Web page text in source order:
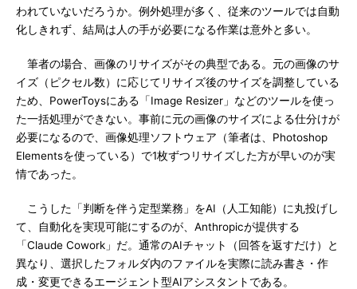
われていないだろうか。例外処理が多く、従来のツールでは自動
化しきれず、結局は人の手が必要になる作業は意外と多い。
筆者の場合、画像のリサイズがその典型である。元の画像のサ
イズ（ピクセル数）に応じてリサイズ後のサイズを調整している
ため、PowerToysにある「Image Resizer」などのツールを使っ
た一括処理ができない。事前に元の画像のサイズによる仕分けが
必要になるので、画像処理ソフトウェア（筆者は、Photoshop
Elementsを使っている）で1枚ずつリサイズした方が早いのが実
情であった。
こうした「判断を伴う定型業務」をAI（人工知能）に丸投げし
て、自動化を実現可能にするのが、Anthropicが提供する
「Claude Cowork」だ。通常のAIチャット（回答を返すだけ）と
異なり、選択したフォルダ内のファイルを実際に読み書き・作
成・変更できるエージェント型AIアシスタントである。